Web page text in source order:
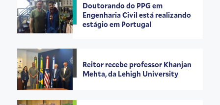
Doutorando do PPG em
Engenharia Civil está realizando
estágio em Portugal
Reitor recebe professor Khanjan
Mehta, da Lehigh University